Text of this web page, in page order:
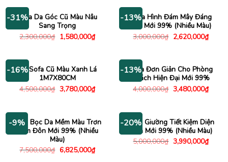
2,620,000₫.
-31%Sofa Da Góc Cũ Màu Nâu
Sang Trọng
2,300,000₫ Giá
gốc
1,580,000₫Giá
hiện
1,580,000₫.
-13%Sofa Hình Đám Mây Đáng
Yêu Mới 99% (Nhiều Màu)
3,000,000₫ Giá
gốc
2,620,000₫Giá
hiện
-16%Bộ Sofa Cũ Màu Xanh Lá
1M7X80CM
4,500,000₫ Giá
gốc
3,780,000₫Giá
hiện
3,780,000₫.
-13%
Sofa Đơn Giản Cho Phòng
Khách Hiện Đại Mới 99%
4,000,000₫ Giá
gốc
3,480,000₫Giá
hiện
-9%
Sofa Bọc Da Mềm Màu Trơn
Kèm Đôn Mới 99% (Nhiều
Màu)
7,500,000₫ Giá
gốc
6,825,000₫Giá
hiện
-20%
Sofa Giường Tiết Kiệm Diện
Tích Mới 99% (Nhiều Màu)
5,000,000₫ Giá
gốc
3,990,000₫Giá
hiện